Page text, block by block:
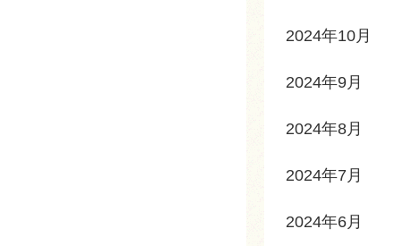
2024年10月
2024年9月
2024年8月
2024年7月
2024年6月